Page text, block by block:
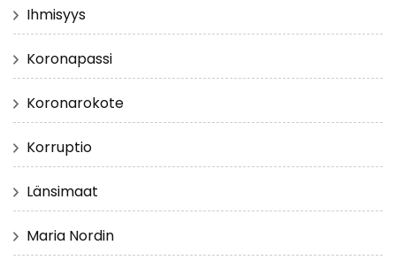
Ihmisyys
Koronapassi
Koronarokote
Korruptio
Länsimaat
Maria Nordin